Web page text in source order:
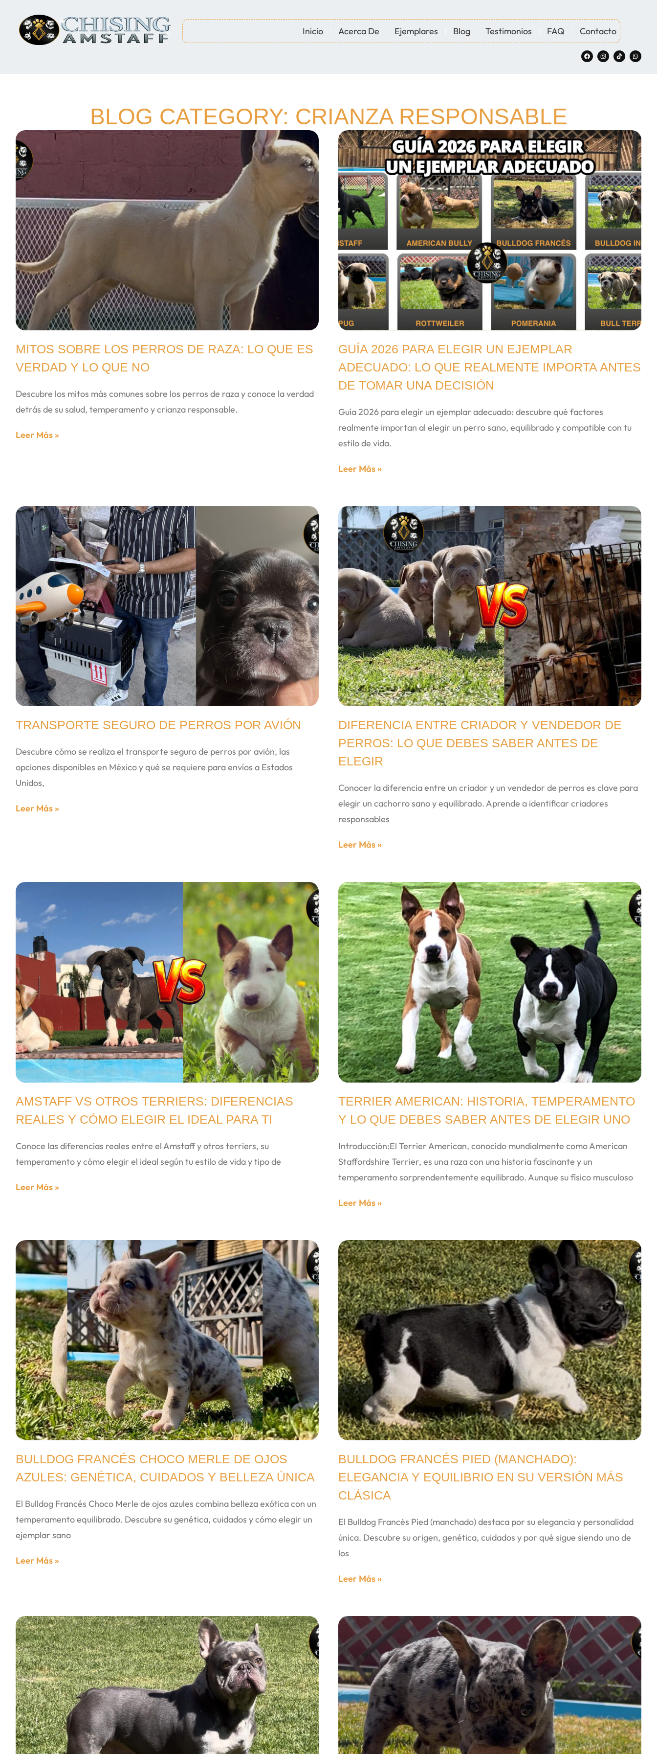
Inicio Acerca De Ejemplares Blog Testimonios FAQ Contacto
BLOG CATEGORY: CRIANZA RESPONSABLE
MITOS SOBRE LOS PERROS DE RAZA: LO QUE ES
VERDAD Y LO QUE NO
Descubre los mitos más comunes sobre los perros de raza y conoce la verdad
detrás de su salud, temperamento y crianza responsable.
Leer Más »
GUÍA 2026 PARA ELEGIR UN EJEMPLAR
ADECUADO: LO QUE REALMENTE IMPORTA ANTES
DE TOMAR UNA DECISIÓN
Guía 2026 para elegir un ejemplar adecuado: descubre qué factores
realmente importan al elegir un perro sano, equilibrado y compatible con tu
estilo de vida.
Leer Más »
TRANSPORTE SEGURO DE PERROS POR AVIÓN
Descubre cómo se realiza el transporte seguro de perros por avión, las
opciones disponibles en México y qué se requiere para envíos a Estados
Unidos,
Leer Más »
DIFERENCIA ENTRE CRIADOR Y VENDEDOR DE
PERROS: LO QUE DEBES SABER ANTES DE
ELEGIR
Conocer la diferencia entre un criador y un vendedor de perros es clave para
elegir un cachorro sano y equilibrado. Aprende a identificar criadores
responsables
Leer Más »
AMSTAFF VS OTROS TERRIERS: DIFERENCIAS
REALES Y CÓMO ELEGIR EL IDEAL PARA TI
Conoce las diferencias reales entre el Amstaff y otros terriers, su
temperamento y cómo elegir el ideal según tu estilo de vida y tipo de
Leer Más »
TERRIER AMERICAN: HISTORIA, TEMPERAMENTO
Y LO QUE DEBES SABER ANTES DE ELEGIR UNO
Introducción:El Terrier American, conocido mundialmente como American
Staffordshire Terrier, es una raza con una historia fascinante y un
temperamento sorprendentemente equilibrado. Aunque su físico musculoso
Leer Más »
BULLDOG FRANCÉS CHOCO MERLE DE OJOS
AZULES: GENÉTICA, CUIDADOS Y BELLEZA ÚNICA
El Bulldog Francés Choco Merle de ojos azules combina belleza exótica con un
temperamento equilibrado. Descubre su genética, cuidados y cómo elegir un
ejemplar sano
Leer Más »
BULLDOG FRANCÉS PIED (MANCHADO):
ELEGANCIA Y EQUILIBRIO EN SU VERSIÓN MÁS
CLÁSICA
El Bulldog Francés Pied (manchado) destaca por su elegancia y personalidad
única. Descubre su origen, genética, cuidados y por qué sigue siendo uno de
los
Leer Más »